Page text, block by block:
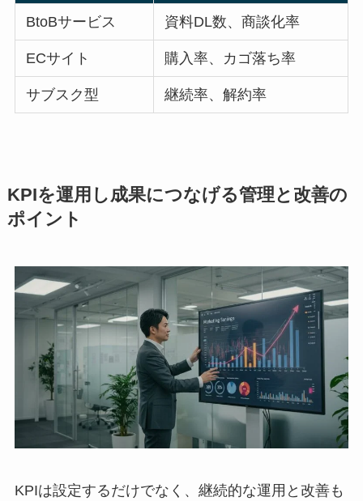
BtoBサービス 資料DL数、商談化率
ECサイト 購入率、カゴ落ち率
サブスク型 継続率、解約率
KPIを運用し成果につなげる管理と改善の
ポイント
KPIは設定するだけでなく、継続的な運用と改善も